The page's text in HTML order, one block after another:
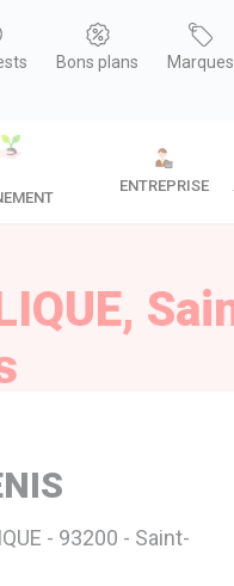
Bons plans Marques
ENTREPRISE
- 93200 - Saint-